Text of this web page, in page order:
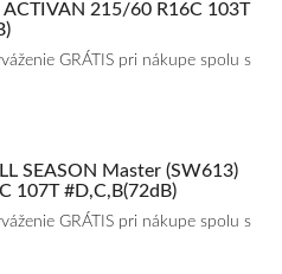
ACTIVAN 215/60 R16C 103T
GRÁTIS pri nákupe spolu s
SEASON Master (SW613)
107T #D,C,B(72dB)
GRÁTIS pri nákupe spolu s